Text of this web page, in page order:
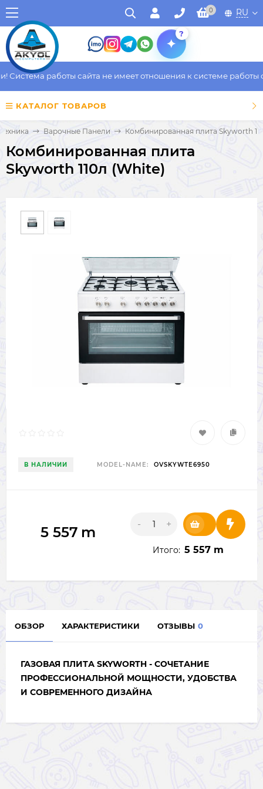
0 RU
?
работы сайта не имеет отношения к системе работы
КАТАЛОГ ТОВАРОВ
Варочные Панели Комбинированная плита Skyworth
Комбинированная плита
Skyworth 110л (White)
В НАЛИЧИИ MODEL-NAME: OVSKYWTE6950
5 557 m - +
Итого: 5 557 m
ОБЗОР ХАРАКТЕРИСТИКИ ОТЗЫВЫ 0
ГАЗОВАЯ ПЛИТА SKYWORTH - СОЧЕТАНИЕ
ПРОФЕССИОНАЛЬНОЙ МОЩНОСТИ, УДОБСТВА
И СОВРЕМЕННОГО ДИЗАЙНА